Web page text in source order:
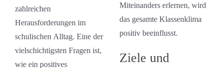
zahlreichen
Herausforderungen im
schulischen Alltag. Eine der
vielschichtigsten Fragen ist,
wie ein positives
Miteinanders erlernen, wird
das gesamte Klassenklima
positiv beeinflusst.
Ziele und